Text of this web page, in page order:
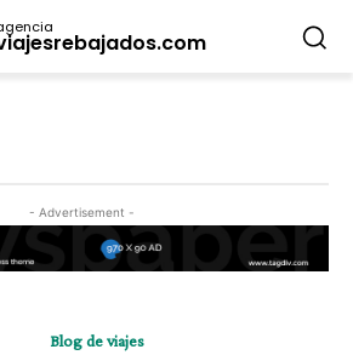
- Advertisement -
Blog de viajes